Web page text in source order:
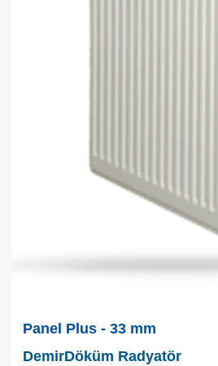
Panel Plus - 33 mm
DemirDöküm Radyatör